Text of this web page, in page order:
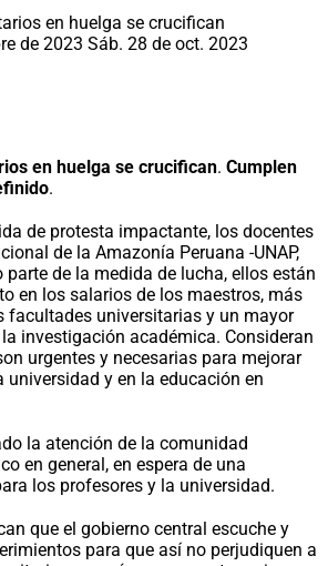
de 2023 Sáb. 28 de oct. 2023
en huelga se crucifican. Cumplen
.
de protesta impactante, los docentes
de la Amazonía Peruana -UNAP,
de la medida de lucha, ellos están
en los salarios de los maestros, más
facultades universitarias y un mayor
investigación académica. Consideran
urgentes y necesarias para mejorar
universidad y en la educación en
la atención de la comunidad
en general, en espera de una
los profesores y la universidad.
que el gobierno central escuche y
para que así no perjudiquen a